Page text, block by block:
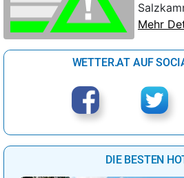
Mehr
WETTER.AT AUF
DIE BESTEN